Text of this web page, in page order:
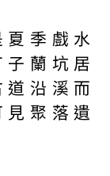
季戲水
蘭坑居
沿溪而
聚落遺